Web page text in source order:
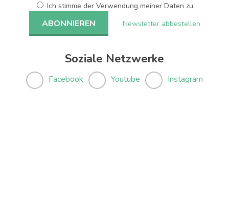
Ich stimme der Verwendung meiner Daten zu.
Newsletter abbestellen
Soziale Netzwerke
Facebook Youtube Instagram